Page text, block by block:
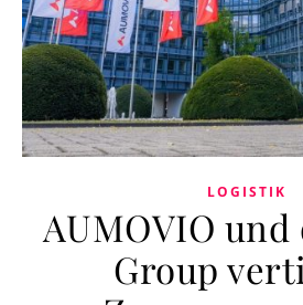
LOGISTIK
AUMOVIO
Group